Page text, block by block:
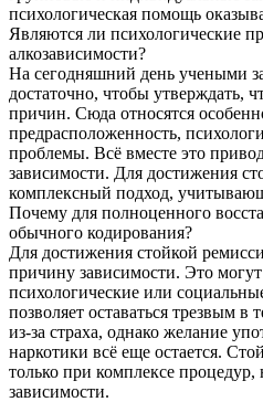
психологическая помощь
Являются ли психологические
алкозависимости?
На сегодняшний день учеными
достаточно, чтобы утверждать,
причин. Сюда относятся
предрасположенность,
проблемы. Всё вместе это
зависимости. Для достижения
комплексный подход,
Почему для полноценного
обычного кодирования?
Для достижения стойкой
причину зависимости. Это
психологические или
позволяет оставаться трезвым в
из-за страха, однако желание
наркотики всё еще остается.
только при комплексе
зависимости.